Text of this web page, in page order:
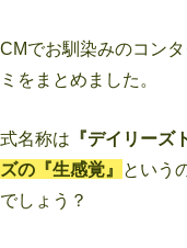
でお馴染みのコン
をまとめました。
名称は 『デイリーズ
の『生感覚』 という
しょう？